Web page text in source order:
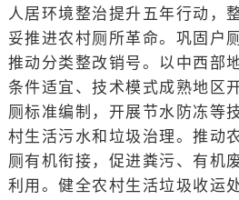
人居环境整治提升五年行动，
妥推进农村厕所革命。巩固户
推动分类整改销号。以中西部
条件适宜、技术模式成熟地区
厕标准编制，开展节水防冻等
村生活污水和垃圾治理。推动
厕有机衔接，促进粪污、有机
利用。健全农村生活垃圾收运